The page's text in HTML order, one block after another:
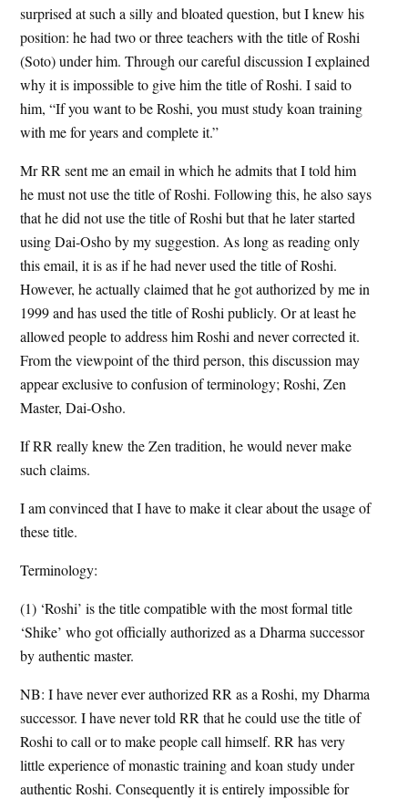
surprised at such a silly and bloated question, but I knew his
position: he had two or three teachers with the title of Roshi
(Soto) under him. Through our careful discussion I explained
why it is impossible to give him the title of Roshi. I said to
him, “If you want to be Roshi, you must study koan training
with me for years and complete it.”
Mr RR sent me an email in which he admits that I told him
he must not use the title of Roshi. Following this, he also says
that he did not use the title of Roshi but that he later started
using Dai-Osho by my suggestion. As long as reading only
this email, it is as if he had never used the title of Roshi.
However, he actually claimed that he got authorized by me in
1999 and has used the title of Roshi publicly. Or at least he
allowed people to address him Roshi and never corrected it.
From the viewpoint of the third person, this discussion may
appear exclusive to confusion of terminology; Roshi, Zen
Master, Dai-Osho.
If RR really knew the Zen tradition, he would never make
such claims.
I am convinced that I have to make it clear about the usage of
these title.
Terminology:
(1) ‘Roshi’ is the title compatible with the most formal title
‘Shike’ who got officially authorized as a Dharma successor
by authentic master.
NB: I have never ever authorized RR as a Roshi, my Dharma
successor. I have never told RR that he could use the title of
Roshi to call or to make people call himself. RR has very
little experience of monastic training and koan study under
authentic Roshi. Consequently it is entirely impossible for